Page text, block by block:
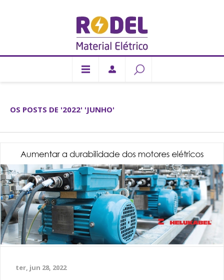
OS POSTS DE '2022' 'JUNHO'
ter, jun 28, 2022